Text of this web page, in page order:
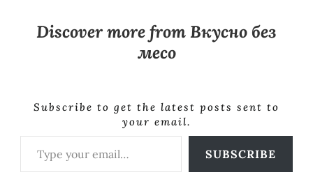
Discover more from Вкусно без
месо
Subscribe to get the latest posts sent to
your email.
Type your email…
SUBSCRIBE